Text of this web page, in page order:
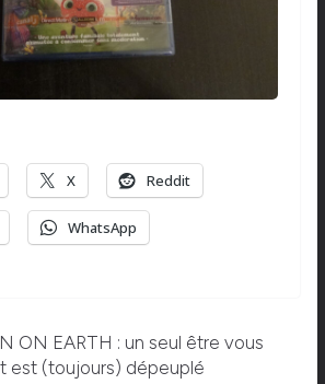
X Reddit
WhatsApp
ON EARTH : un seul être vous
est (toujours) dépeuplé